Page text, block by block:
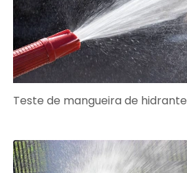
Teste de mangueira de hidrante